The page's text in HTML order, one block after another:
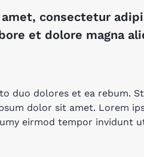
consectetur
et dolore magna
duo dolores et ea rebum.
dolor sit amet. Lorem
eirmod tempor invidunt